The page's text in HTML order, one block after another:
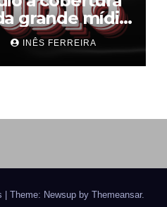
grande mídia
escala 6×1
INÊS FERREIRA
Theme: Newsup by Themeansar.